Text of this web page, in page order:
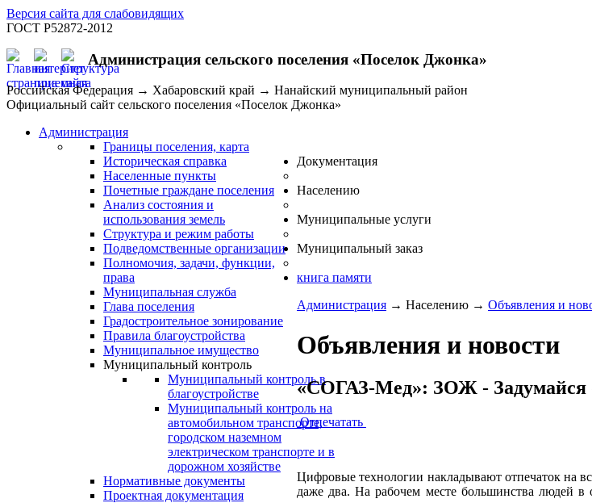
Версия сайта для слабовидящих
ГОСТ Р52872-2012
Администрация сельского поселения «Поселок Джонка»
Российская Федерация → Хабаровский край → Нанайский муниципальный район
Официальный сайт сельского поселения «Поселок Джонка»
Администрация
Границы поселения, карта
Историческая справка
Населенные пункты
Почетные граждане поселения
Анализ состояния и
использования земель
Структура и режим работы
Подведомственные организации
Полномочия, задачи, функции,
права
Муниципальная служба
Глава поселения
Градостроительное зонирование
Правила благоустройства
Муниципальное имущество
Муниципальный контроль
Муниципальный контроль в
благоустройстве
Муниципальный контроль на
автомобильном транспорте,
городском наземном
электрическом транспорте и в
дорожном хозяйстве
Документация
Нормативные документы
Проектная документация
Населению
Муниципальные услуги
Муниципальный заказ
книга памяти
Администрация → Населению → Объявления и
Объявления и новости
«СОГАЗ-Мед»: ЗОЖ - Задумайся
Отпечатать
Цифровые технологии накладывают отпечаток на
даже два. На рабочем месте большинства людей